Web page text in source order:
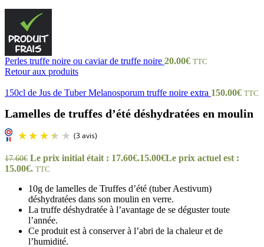
Perles truffe noire ou caviar de truffe noire 20.00€ TTC
Retour aux produits
150cl de Jus de Tuber Melanosporum truffe noire extra 150.00€ TTC
Lamelles de truffes d’été déshydratées en moulin
17.60€ Le prix initial était : 17.60€.15.00€Le prix actuel est :
15.00€. TTC
10g de lamelles de Truffes d’été (tuber Aestivum)
déshydratées dans son moulin en verre.
La truffe déshydratée à l’avantage de se déguster toute
l’année.
Ce produit est à conserver à l’abri de la chaleur et de
l’humidité.